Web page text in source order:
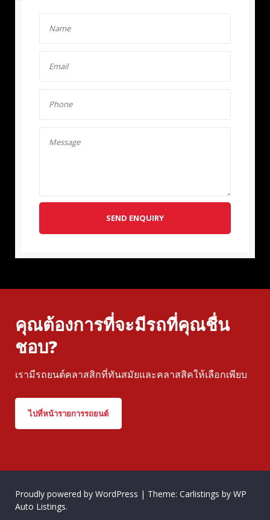
SEND ENQUIRY
คุณต้องการที่จะมีรถที่คุณชื่น
ชอบ?
เรามีรถยนต์คลาสสิกที่ทันสมัยและคลาสสิคให้เลือกเพียบ
ไปที่หน้ารายการรถยนต์
Proudly powered by WordPress | Theme: Carlistings by WP
Auto Listings.